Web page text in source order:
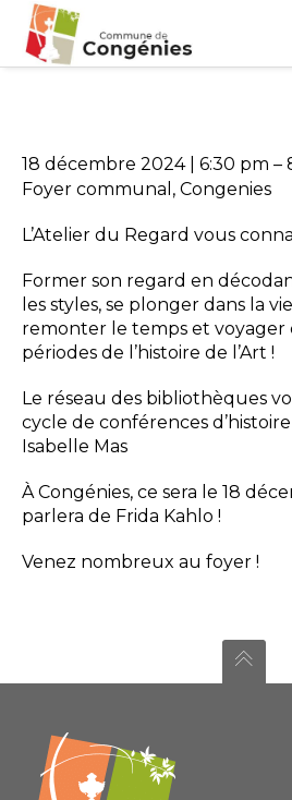
18 décembre 2024 6:30 pm –
Foyer communal, Congenies
L’Atelier du Regard vous
Former son regard en
les styles, se plonger dans la
remonter le temps et voyager
périodes de l’histoire de l’Art !
Le réseau des bibliothèques
cycle de conférences
Isabelle Mas
À Congénies, ce sera le 18
parlera de Frida Kahlo !
Venez nombreux au foyer !